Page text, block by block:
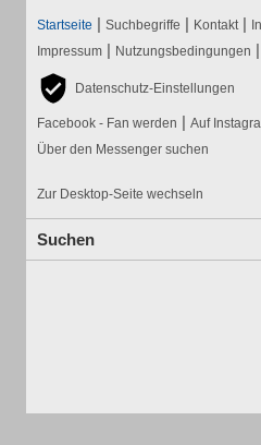
Startseite | Suchbegriffe | Kontakt |
Impressum | Nutzungsbedingungen |
Datenschutz-Einstellungen
Facebook - Fan werden | Auf
Über den Messenger suchen
Zur Desktop-Seite wechseln
Suchen